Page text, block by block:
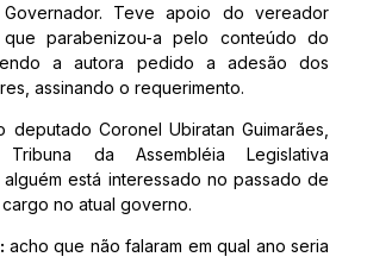
Teve apoio do vereador
parabenizou-a pelo conteúdo do
a autora pedido a adesão dos
assinando o requerimento.
deputado Coronel Ubiratan Guimarães,
da Assembléia Legislativa
está interessado no passado de
no atual governo.
acho que não falaram em qual ano seria